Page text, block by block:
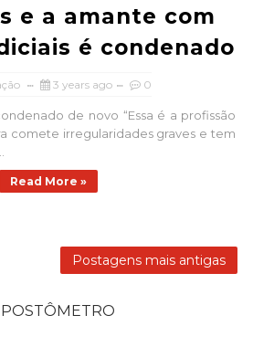
e a amante com
é condenado
3 years ago 0
de novo “Essa é a profissão
comete irregularidades graves e tem
Read More »
Postagens mais antigas